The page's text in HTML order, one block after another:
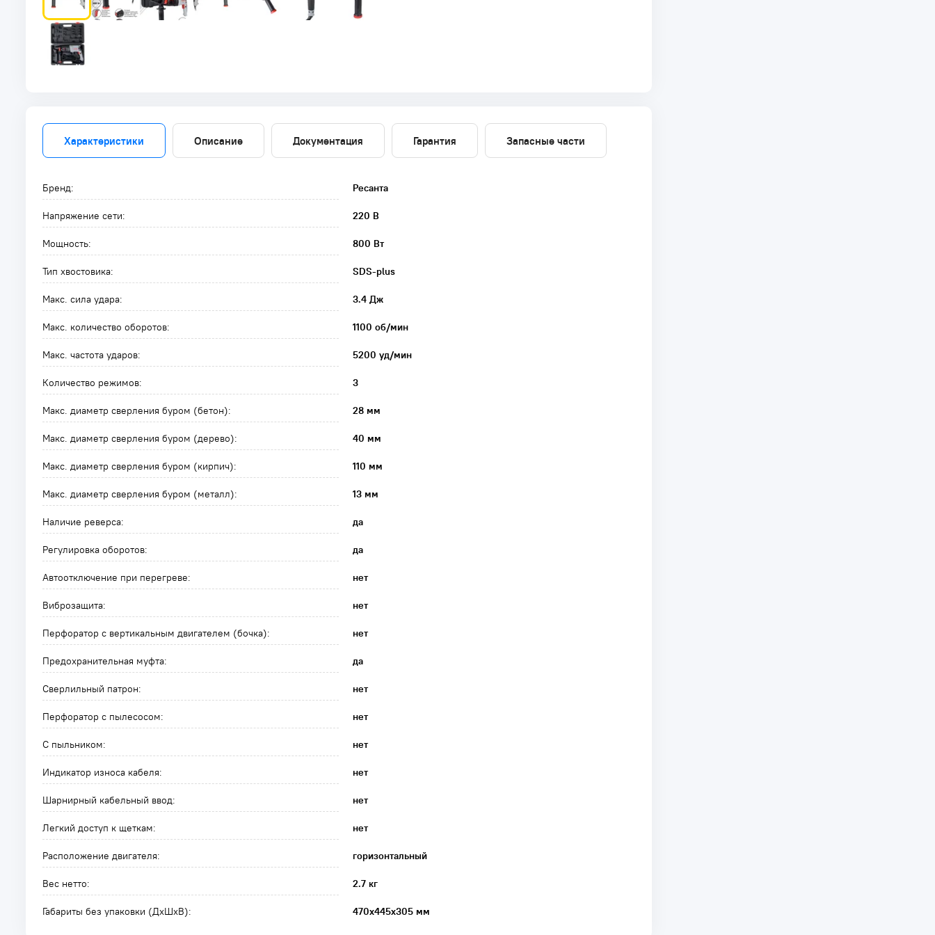
Характеристики Описание Документация Гарантия Запасные части
Бренд: Ресанта
Напряжение сети: 220 В
Мощность: 800 Вт
Тип хвостовика: SDS-plus
Макс. сила удара: 3.4 Дж
Макс. количество оборотов: 1100 об/мин
Макс. частота ударов: 5200 уд/мин
Количество режимов: 3
Макс. диаметр сверления буром (бетон): 28 мм
Макс. диаметр сверления буром (дерево): 40 мм
Макс. диаметр сверления буром (кирпич): 110 мм
Макс. диаметр сверления буром (металл): 13 мм
Наличие реверса: да
Регулировка оборотов: да
Автоотключение при перегреве: нет
Виброзащита: нет
Перфоратор с вертикальным двигателем (бочка): нет
Предохранительная муфта: да
Сверлильный патрон: нет
Перфоратор с пылесосом: нет
С пыльником: нет
Индикатор износа кабеля: нет
Шарнирный кабельный ввод: нет
Легкий доступ к щеткам: нет
Расположение двигателя: горизонтальный
Вес нетто: 2.7 кг
Габариты без упаковки (ДxШxВ): 470х445х305 мм